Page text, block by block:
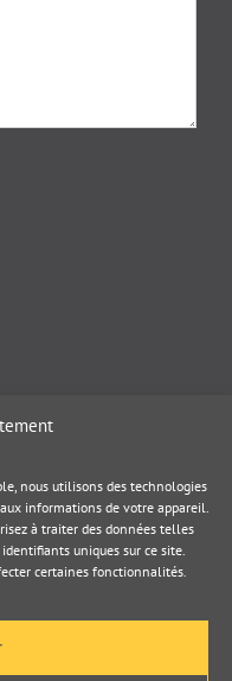
nous utilisons des technologies
informations de votre appareil.
à traiter des données telles
uniques sur ce site.
certaines fonctionnalités.